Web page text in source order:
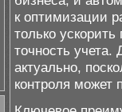
к оптимизации
только
точность учета.
актуально,
контроля может